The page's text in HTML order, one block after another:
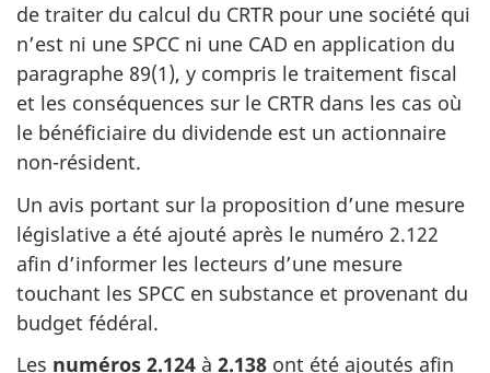
de traiter du calcul du CRTR pour une société qui
n’est ni une SPCC ni une CAD en application du
paragraphe 89(1), y compris le traitement fiscal
et les conséquences sur le CRTR dans les cas où
le bénéficiaire du dividende est un actionnaire
non-résident.
Un avis portant sur la proposition d’une mesure
législative a été ajouté après le numéro 2.122
afin d’informer les lecteurs d’une mesure
touchant les SPCC en substance et provenant du
budget fédéral.
Les numéros 2.124 à 2.138 ont été ajoutés afin